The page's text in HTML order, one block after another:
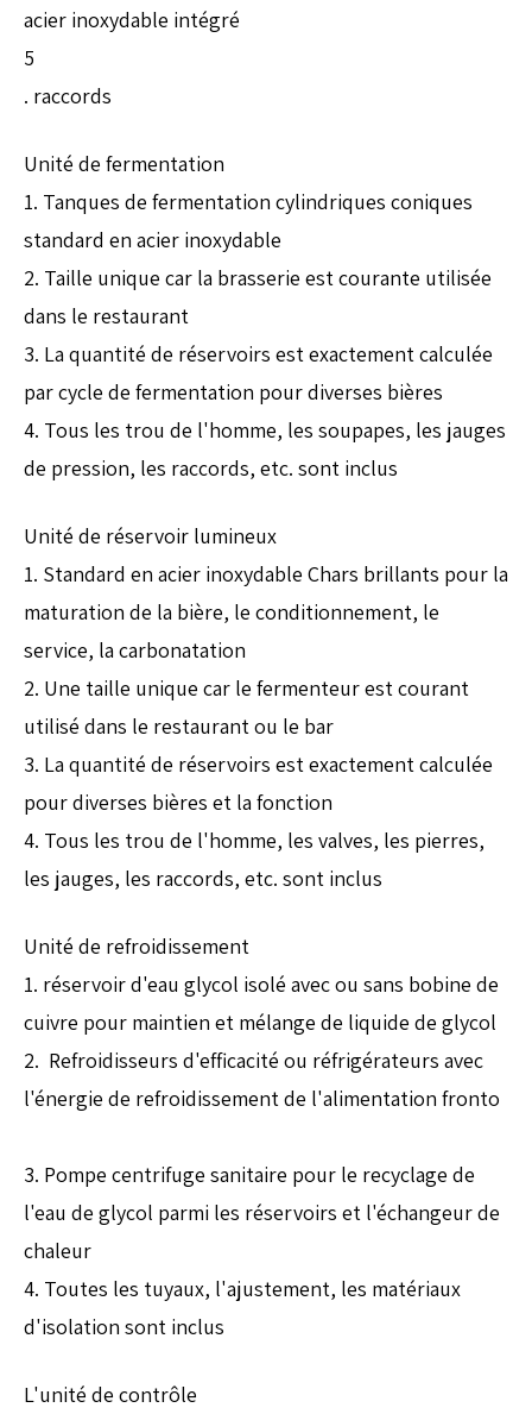
acier inoxydable intégré
5
. raccords
Unité de fermentation
1. Tanques de fermentation cylindriques coniques
standard en acier inoxydable
2. Taille unique car la brasserie est courante utilisée
dans le restaurant
3. La quantité de réservoirs est exactement calculée
par cycle de fermentation pour diverses bières
4. Tous les trou de l'homme, les soupapes, les jauges
de pression, les raccords, etc. sont inclus
Unité de réservoir lumineux
1. Standard en acier inoxydable Chars brillants pour la
maturation de la bière, le conditionnement, le
service, la carbonatation
2. Une taille unique car le fermenteur est courant
utilisé dans le restaurant ou le bar
3. La quantité de réservoirs est exactement calculée
pour diverses bières et la fonction
4. Tous les trou de l'homme, les valves, les pierres,
les jauges, les raccords, etc. sont inclus
Unité de refroidissement
1. réservoir d'eau glycol isolé avec ou sans bobine de
cuivre pour maintien et mélange de liquide de glycol
2. Refroidisseurs d'efficacité ou réfrigérateurs avec
l'énergie de refroidissement de l'alimentation fronto
3. Pompe centrifuge sanitaire pour le recyclage de
l'eau de glycol parmi les réservoirs et l'échangeur de
chaleur
4. Toutes les tuyaux, l'ajustement, les matériaux
d'isolation sont inclus
L'unité de contrôle